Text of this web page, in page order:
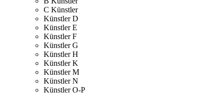
C Künstler
Künstler D
Künstler E
Künstler F
Künstler G
Künstler H
Künstler K
Künstler M
Künstler N
Künstler O-P